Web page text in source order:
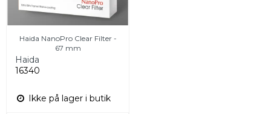
Haida NanoPro Clear Filter -
67 mm
Haida
16340
Ikke på lager i butik